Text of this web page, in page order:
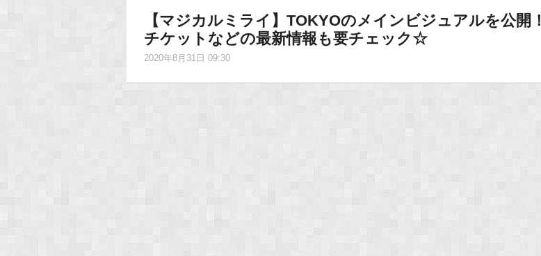
【マジカルミライ】TOKYOのメインビジュアルを公開！
チケットなどの最新情報も要チェック☆
2020年8月31日 09:30